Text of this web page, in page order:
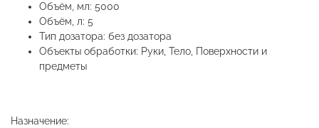
Объём, мл: 5000
Объём, л: 5
Тип дозатора: без дозатора
Объекты обработки: Руки, Тело, Поверхности и
предметы
Назначение: